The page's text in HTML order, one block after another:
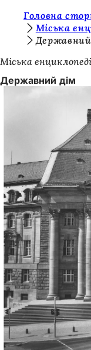
Перейти до змісту
т
у
т
Головна
Міська
Міська
Державний дім